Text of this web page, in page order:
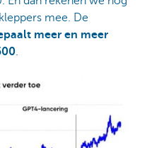
mee. De
meer en meer
.